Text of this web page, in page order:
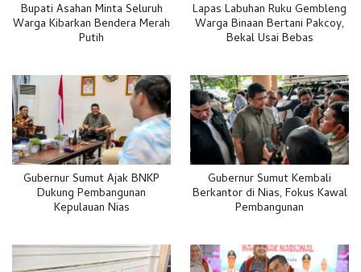
Bupati Asahan Minta Seluruh
Warga Kibarkan Bendera Merah
Putih
Lapas Labuhan Ruku Gembleng
Warga Binaan Bertani Pakcoy,
Bekal Usai Bebas
Gubernur Sumut Ajak BNKP
Dukung Pembangunan
Kepulauan Nias
Gubernur Sumut Kembali
Berkantor di Nias, Fokus Kawal
Pembangunan